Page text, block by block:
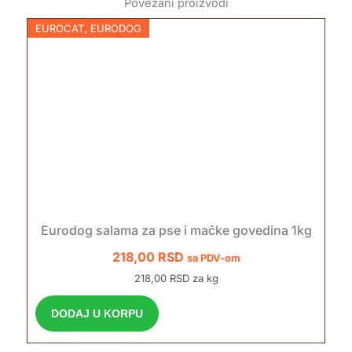
Povezani proizvodi
EUROCAT, EURODOG
Eurodog salama za pse i mačke govedina 1kg
218,00 RSD sa PDV-om
218,00 RSD za kg
DODAJ U KORPU